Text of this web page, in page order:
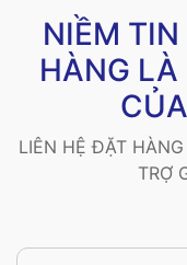
NIỀM
HÀNG
LIÊN HỆ ĐẶT
TRỢ